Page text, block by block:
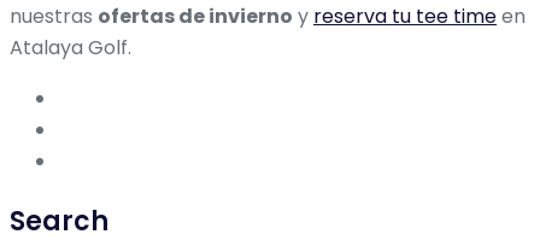
nuestras ofertasde invierno y reserva tu tee timeen
Atalaya Golf.
Search